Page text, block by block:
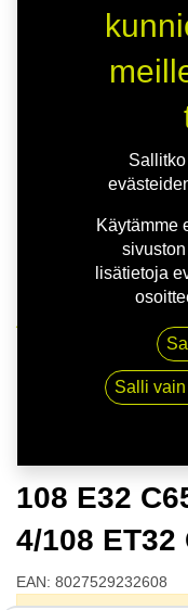
MSW 83 G.BLK/
7.5x18 4/108 ET32
108 E32
4/108 ET32
EAN: 8027529232608
Käytämme
lisätietoja
Salli